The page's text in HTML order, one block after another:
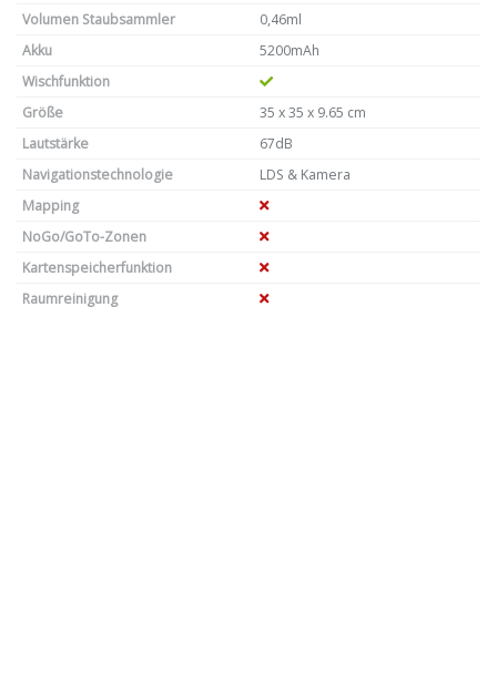
Volumen Staubsammler
0,46ml
Akku
5200mAh
Wischfunktion
Größe
35 x 35 x ‎9.65 cm
Lautstärke
67dB
Navigationstechnologie
LDS & Kamera
Mapping
NoGo/GoTo-Zonen
Kartenspeicherfunktion
Raumreinigung